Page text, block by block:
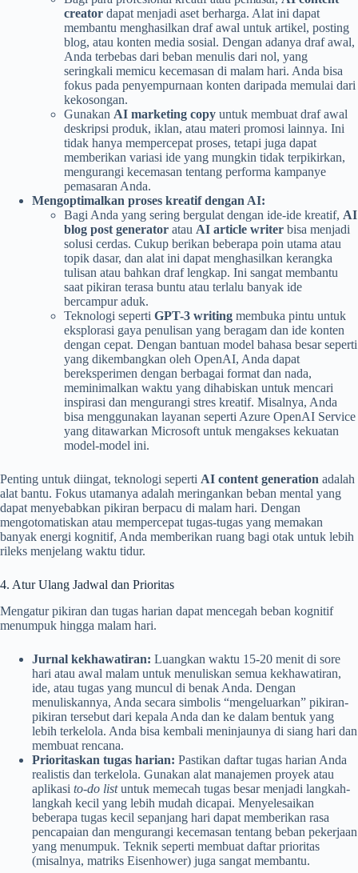
creator dapat menjadi aset berharga. Alat ini dapat
membantu menghasilkan draf awal untuk artikel, posting
blog, atau konten media sosial. Dengan adanya draf awal,
Anda terbebas dari beban menulis dari nol, yang
seringkali memicu kecemasan di malam hari. Anda bisa
fokus pada penyempurnaan konten daripada memulai dari
kekosongan.
Gunakan AI marketing copy untuk membuat draf awal
deskripsi produk, iklan, atau materi promosi lainnya. Ini
tidak hanya mempercepat proses, tetapi juga dapat
memberikan variasi ide yang mungkin tidak terpikirkan,
mengurangi kecemasan tentang performa kampanye
pemasaran Anda.
Mengoptimalkan proses kreatif dengan AI:
Bagi Anda yang sering bergulat dengan ide-ide kreatif, AI
blog post generator atau AI article writer bisa menjadi
solusi cerdas. Cukup berikan beberapa poin utama atau
topik dasar, dan alat ini dapat menghasilkan kerangka
tulisan atau bahkan draf lengkap. Ini sangat membantu
saat pikiran terasa buntu atau terlalu banyak ide
bercampur aduk.
Teknologi seperti GPT-3 writing membuka pintu untuk
eksplorasi gaya penulisan yang beragam dan ide konten
dengan cepat. Dengan bantuan model bahasa besar seperti
yang dikembangkan oleh OpenAI, Anda dapat
bereksperimen dengan berbagai format dan nada,
meminimalkan waktu yang dihabiskan untuk mencari
inspirasi dan mengurangi stres kreatif. Misalnya, Anda
bisa menggunakan layanan seperti Azure OpenAI Service
yang ditawarkan Microsoft untuk mengakses kekuatan
model-model ini.
Penting untuk diingat, teknologi seperti AI content generation adalah
alat bantu. Fokus utamanya adalah meringankan beban mental yang
dapat menyebabkan pikiran berpacu di malam hari. Dengan
mengotomatiskan atau mempercepat tugas-tugas yang memakan
banyak energi kognitif, Anda memberikan ruang bagi otak untuk lebih
rileks menjelang waktu tidur.
4. Atur Ulang Jadwal dan Prioritas
Mengatur pikiran dan tugas harian dapat mencegah beban kognitif
menumpuk hingga malam hari.
Jurnal kekhawatiran: Luangkan waktu 15-20 menit di sore
hari atau awal malam untuk menuliskan semua kekhawatiran,
ide, atau tugas yang muncul di benak Anda. Dengan
menuliskannya, Anda secara simbolis “mengeluarkan” pikiran-
pikiran tersebut dari kepala Anda dan ke dalam bentuk yang
lebih terkelola. Anda bisa kembali meninjaunya di siang hari dan
membuat rencana.
Prioritaskan tugas harian: Pastikan daftar tugas harian Anda
realistis dan terkelola. Gunakan alat manajemen proyek atau
aplikasi to-do listuntuk memecah tugas besar menjadi langkah-
langkah kecil yang lebih mudah dicapai. Menyelesaikan
beberapa tugas kecil sepanjang hari dapat memberikan rasa
pencapaian dan mengurangi kecemasan tentang beban pekerjaan
yang menumpuk. Teknik seperti membuat daftar prioritas
(misalnya, matriks Eisenhower) juga sangat membantu.